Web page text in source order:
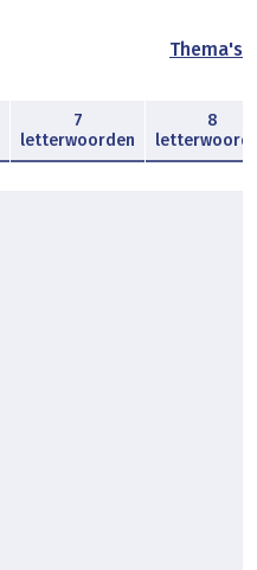
Thema's
7
letterwoorden
8